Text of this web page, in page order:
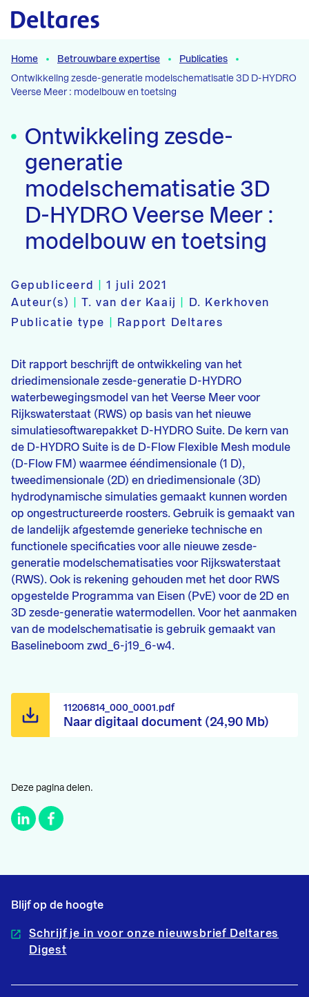
Naar hoofdcontent
Home Betrouwbare expertise
Publicaties
Ontwikkeling zesde-generatie modelschematisatie 3D D-HYDRO
Veerse Meer : modelbouw en toetsing
Ontwikkeling zesde-
generatie
modelschematisatie 3D
D-HYDRO Veerse Meer :
modelbouw en toetsing
Gepubliceerd |1 juli 2021
Auteur(s)
|T. van der Kaaij
D. Kerkhoven
Publicatie type
Rapport Deltares
Dit rapport beschrijft de ontwikkeling van het
driedimensionale zesde-generatie D-HYDRO
waterbewegingsmodel van het Veerse Meer voor
Rijkswaterstaat (RWS) op basis van het nieuwe
simulatiesoftwarepakket D-HYDRO Suite. De kern van
de D-HYDRO Suite is de D-Flow Flexible Mesh module
(D-Flow FM) waarmee ééndimensionale (1 D),
tweedimensionale (2D) en driedimensionale (3D)
hydrodynamische simulaties gemaakt kunnen worden
op ongestructureerde roosters. Gebruik is gemaakt van
de landelijk afgestemde generieke technische en
functionele specificaties voor alle nieuwe zesde-
generatie modelschematisaties voor Rijkswaterstaat
(RWS). Ook is rekening gehouden met het door RWS
opgestelde Programma van Eisen (PvE) voor de 2D en
3D zesde-generatie watermodellen. Voor het aanmaken
van de modelschematisatie is gebruik gemaakt van
Baselineboom zwd_6-j19_6-w4.
Naar digitaal document (24,90 Mb)
11206814_000_0001.pdf
Deze pagina delen.
Blijf op de hoogte
Schrijf je in voor onze nieuwsbrief Deltares
Digest